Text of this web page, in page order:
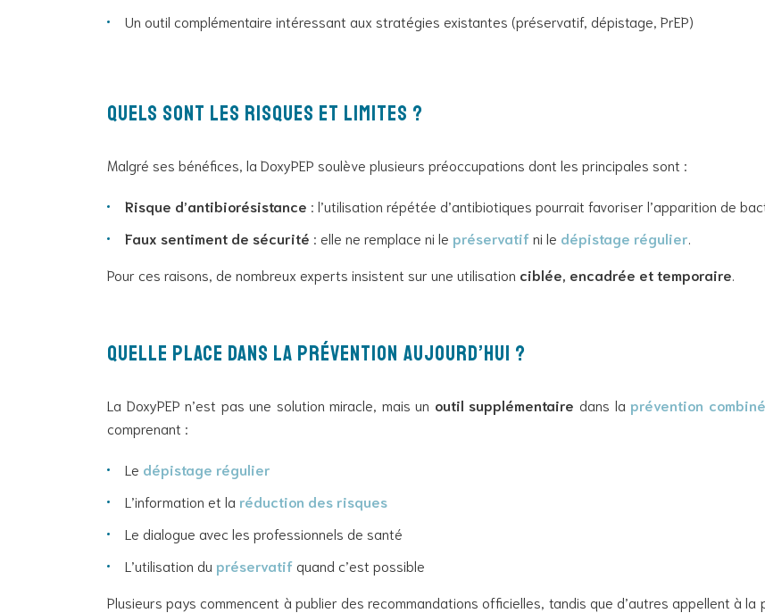
Un outil complémentaire intéressant aux stratégies existantes (préservatif, dépistage, PrEP)
Quels sont les risques et limites ?
Malgré ses bénéfices, la DoxyPEP soulève plusieurs préoccupations dont les principales sont :
Risque d’antibiorésistance : l’utilisation répétée d’antibiotiques pourrait favoriser l’apparition de
Faux sentiment de sécurité : elle ne remplace ni le préservatifni le dépistage régulier
Pour ces raisons, de nombreux experts insistent sur une utilisation ciblée, encadrée et temporaire
Quelle place dans la prévention aujourd’hui ?
La DoxyPEP n’est pas une solution miracle, mais un outil supplémentaire dans la prévention
comprenant :
Le dépistage régulier
L’information et la réduction des risques
Le dialogue avec les professionnels de santé
L’utilisation du préservatif quand c’est possible
Plusieurs pays commencent à publier des recommandations officielles, tandis que d’autres appellent à